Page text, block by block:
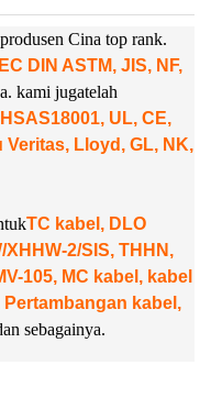
Cina top rank.
DIN ASTM, JIS, NF,
kami jugatelah
UL, CE,
Veritas, Lloyd, GL, NK,
TC kabel, DLO
XHHW-2/SIS, THHN,
105, MC kabel, kabel
Pertambangan kabel,
sebagainya.